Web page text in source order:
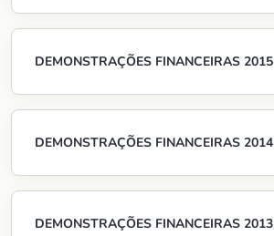
DEMONSTRAÇÕES FINANCEIRAS 2015
DEMONSTRAÇÕES FINANCEIRAS 2014
DEMONSTRAÇÕES FINANCEIRAS 2013